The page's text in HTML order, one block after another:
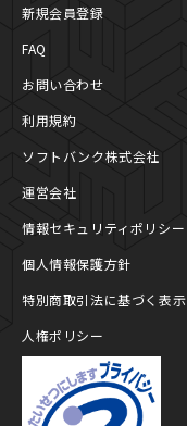
新規会員登録
FAQ
お問い合わせ
利用規約
ソフトバンク株式会社
運営会社
情報セキュリティポリシー
個人情報保護方針
特別商取引法に基づく表示
人権ポリシー